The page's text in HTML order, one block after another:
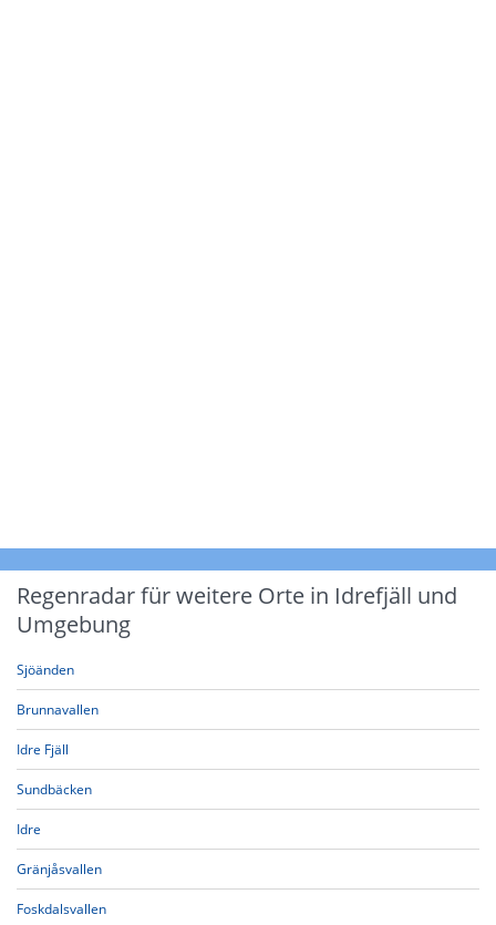
Regenradar für weitere Orte in Idrefjäll und
Umgebung
Sjöänden
Brunnavallen
Idre Fjäll
Sundbäcken
Idre
Gränjåsvallen
Foskdalsvallen